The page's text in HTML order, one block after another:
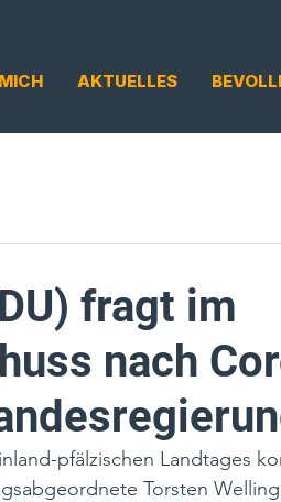
AKTUELLES
fragt im
nach
pfälzischen Landtages
Torsten